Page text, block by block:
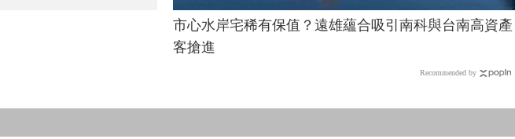
市心水岸宅稀有保值？遠雄蘊合吸引南科與台南高資產
客搶進
Recommended by